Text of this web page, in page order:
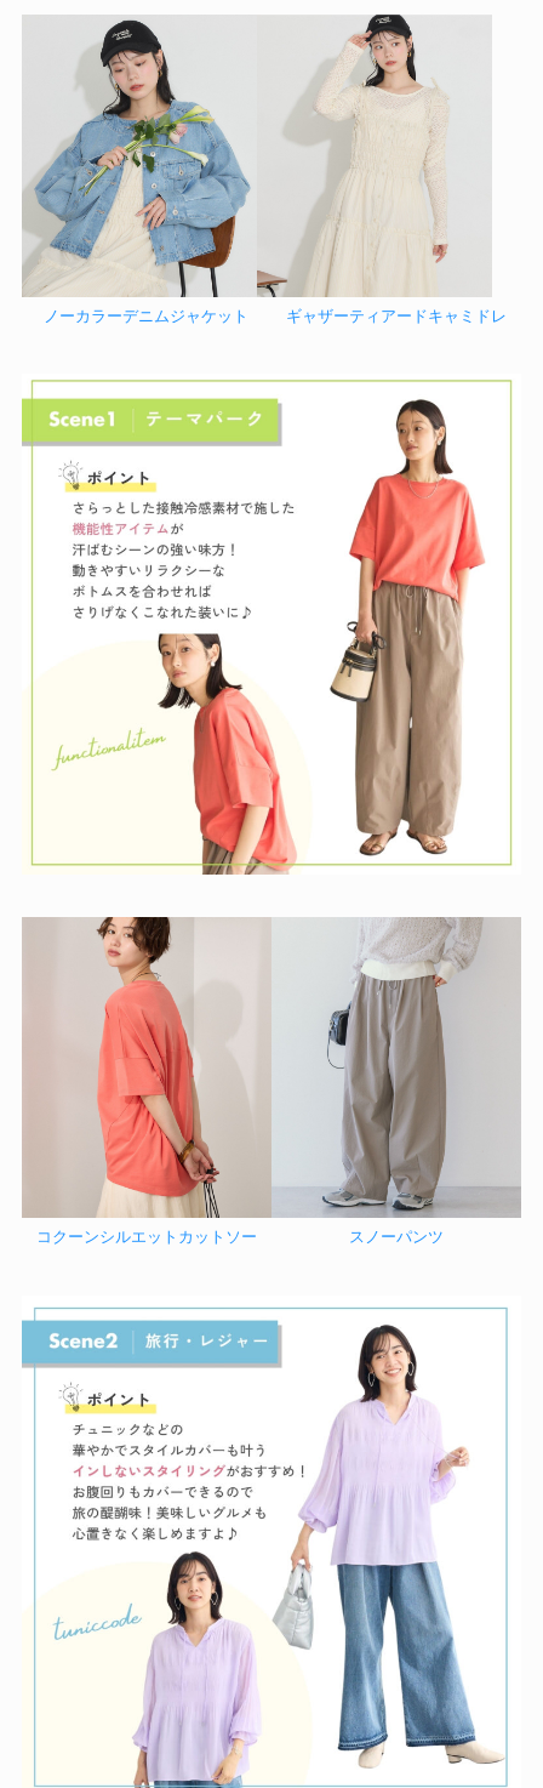
ノーカラーデニムジャケット ギャザーティアードキャミドレ
コクーンシルエットカットソー スノーパンツ